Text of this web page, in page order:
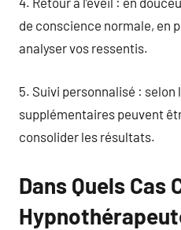
de conscience normale, en
analyser vos ressentis.
5. Suivi personnalisé : selon
supplémentaires peuvent
consolider les résultats.
Dans Quels Cas